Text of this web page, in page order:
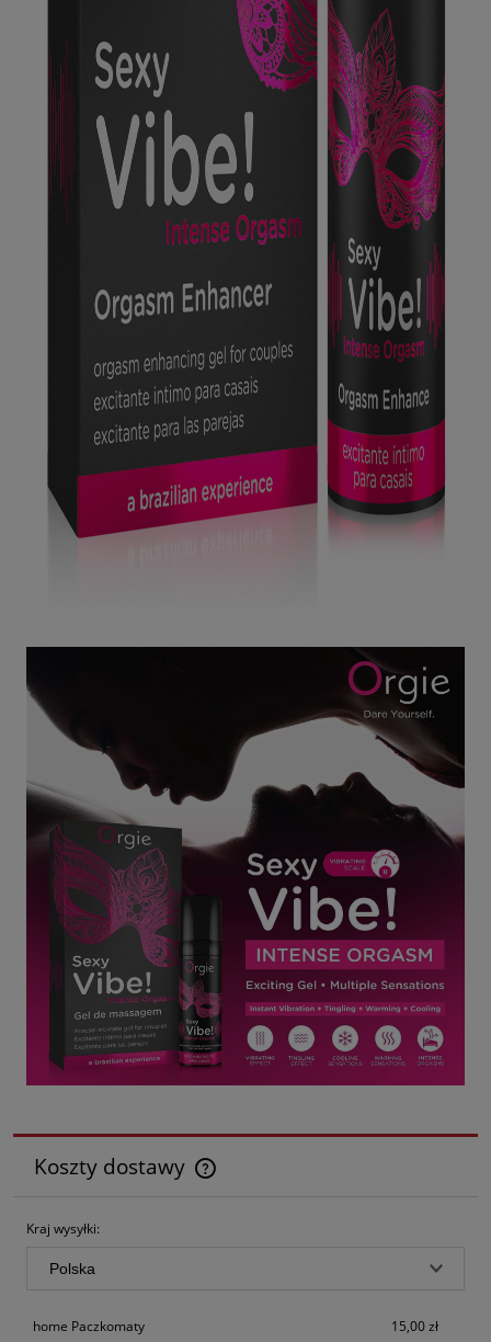
Koszty dostawy
Cena nie zawiera ewentualnych kosztów płatności
Kraj wysyłki:
home Paczkomaty 15,00 zł